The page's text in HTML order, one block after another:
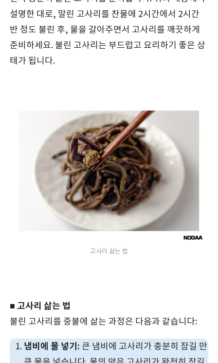
설명한 대로, 말린 고사리를 찬물에 2시간에서 2시간
반 정도 불린 후, 물을 갈아주면서 고사리를 깨끗하게
준비하세요. 불린 고사리는 부드럽고 요리하기 좋은 상
태가 됩니다.
고사리 삶는 법
■ 고사리 삶는 법
불린 고사리를 중불에 삶는 과정은 다음과 같습니다:
냄비에 물 넣기: 큰 냄비에 고사리가 충분히 잠길 만